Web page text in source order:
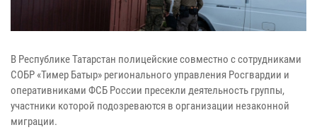
В Республике Татарстан полицейские совместно с сотрудниками
СОБР «Тимер Батыр» регионального управления Росгвардии и
оперативниками ФСБ России пресекли деятельность группы,
участники которой подозреваются в организации незаконной
миграции.